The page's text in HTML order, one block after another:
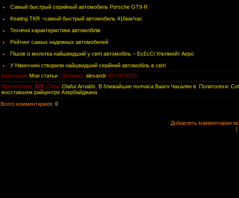
Самый быстрый серийный автомобиль Porsche GT9-R
Keating TKR –самый быстрый автомобиль 416км/час
Технiчнi характеристики автомобiлiв
Рейтинг самых надежных автомобилей
Пішов із молотка найшвидший у світі автомобіль – ЕсЕсСі Ультімейт Аеро
У Німеччині створили найшвидший серійний автомобіль в світі
Категория: Мои статьи | Добавил: alexandr (03.06.2010)
Просмотров: 825 | Теги: Olafur Arnalds В ближайшие полчаса Ваагн Чахалян в Политологи:
восставшем райцентре Азербайджана
Всего комментариев: 0
Добавлять комментарии
[